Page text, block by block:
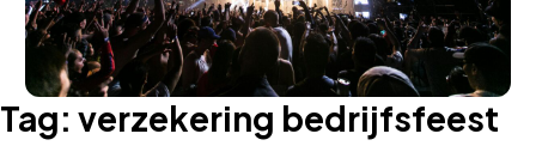
Tag: verzekering bedrijfsfeest